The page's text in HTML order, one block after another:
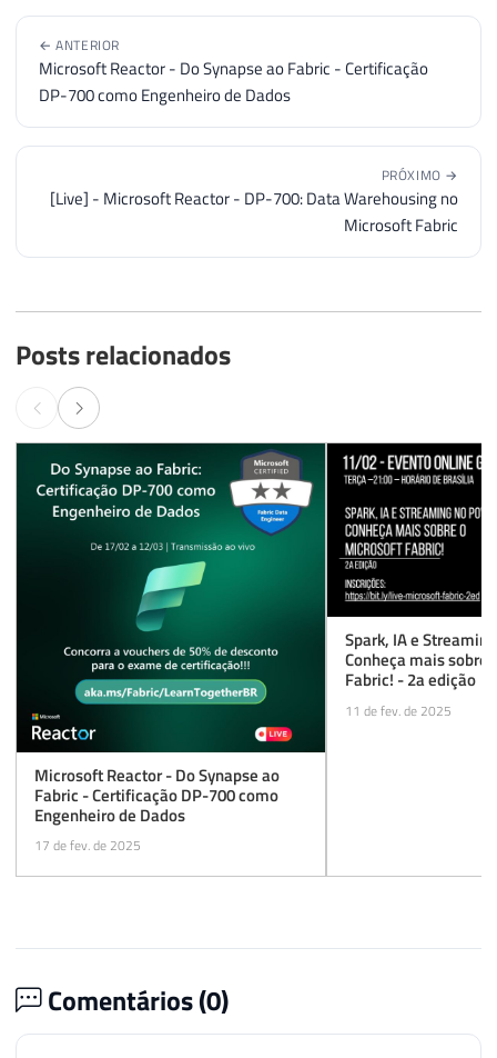
← ANTERIOR
Microsoft Reactor - Do Synapse ao Fabric - Certificação
DP-700 como Engenheiro de Dados
PRÓXIMO →
[Live] - Microsoft Reactor - DP-700: Data Warehousing no
Microsoft Fabric
Posts relacionados
Microsoft Reactor - Do Synapse ao
Fabric - Certificação DP-700 como
Engenheiro de Dados
17 de fev. de 2025
Spark, IA e
Conheça mais sobre
Fabric! - 2a edição
11 de fev. de 2025
Comentários (0)